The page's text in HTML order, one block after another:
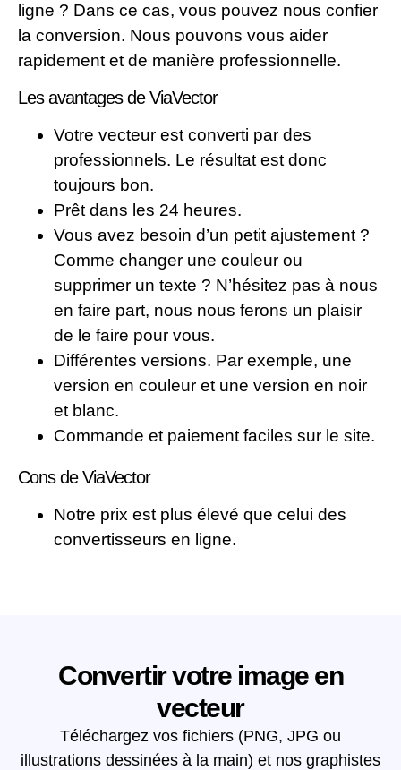
ligne ? Dans ce cas, vous pouvez nous confier
la conversion. Nous pouvons vous aider
rapidement et de manière professionnelle.
Les avantages de ViaVector
Votre vecteur est converti par des
professionnels. Le résultat est donc
toujours bon.
Prêt dans les 24 heures.
Vous avez besoin d’un petit ajustement ?
Comme changer une couleur ou
supprimer un texte ? N’hésitez pas à nous
en faire part, nous nous ferons un plaisir
de le faire pour vous.
Différentes versions. Par exemple, une
version en couleur et une version en noir
et blanc.
Commande et paiement faciles sur le site.
Cons de ViaVector
Notre prix est plus élevé que celui des
convertisseurs en ligne.
Convertir votre image en
vecteur
Téléchargez vos fichiers (PNG, JPG ou
illustrations dessinées à la main) et nos graphistes